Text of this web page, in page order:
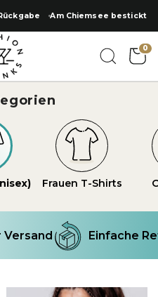
Am Chiemsee bestickt
0
Frauen T-Shirts
Einfache